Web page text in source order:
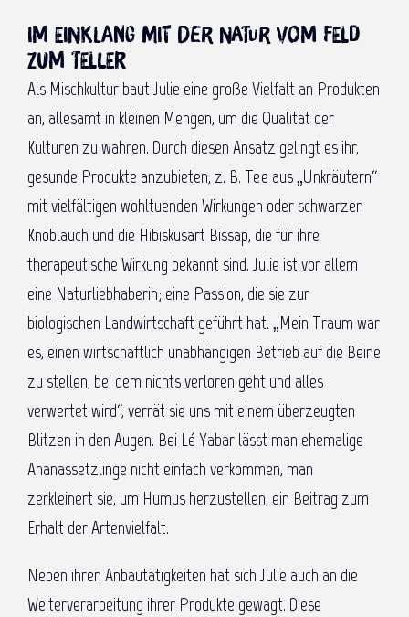
Im Einklang mit der Natur vom Feld
zum Teller
Als Mischkultur baut Julie eine große Vielfalt an Produkten
an, allesamt in kleinen Mengen, um die Qualität der
Kulturen zu wahren. Durch diesen Ansatz gelingt es ihr,
gesunde Produkte anzubieten, z. B. Tee aus „Unkräutern“
mit vielfältigen wohltuenden Wirkungen oder schwarzen
Knoblauch und die Hibiskusart Bissap, die für ihre
therapeutische Wirkung bekannt sind. Julie ist vor allem
eine Naturliebhaberin; eine Passion, die sie zur
biologischen Landwirtschaft geführt hat. „Mein Traum war
es, einen wirtschaftlich unabhängigen Betrieb auf die Beine
zu stellen, bei dem nichts verloren geht und alles
verwertet wird“, verrät sie uns mit einem überzeugten
Blitzen in den Augen. Bei Lé Yabar lässt man ehemalige
Ananassetzlinge nicht einfach verkommen, man
zerkleinert sie, um Humus herzustellen, ein Beitrag zum
Erhalt der Artenvielfalt.
Neben ihren Anbautätigkeiten hat sich Julie auch an die
Weiterverarbeitung ihrer Produkte gewagt. Diese